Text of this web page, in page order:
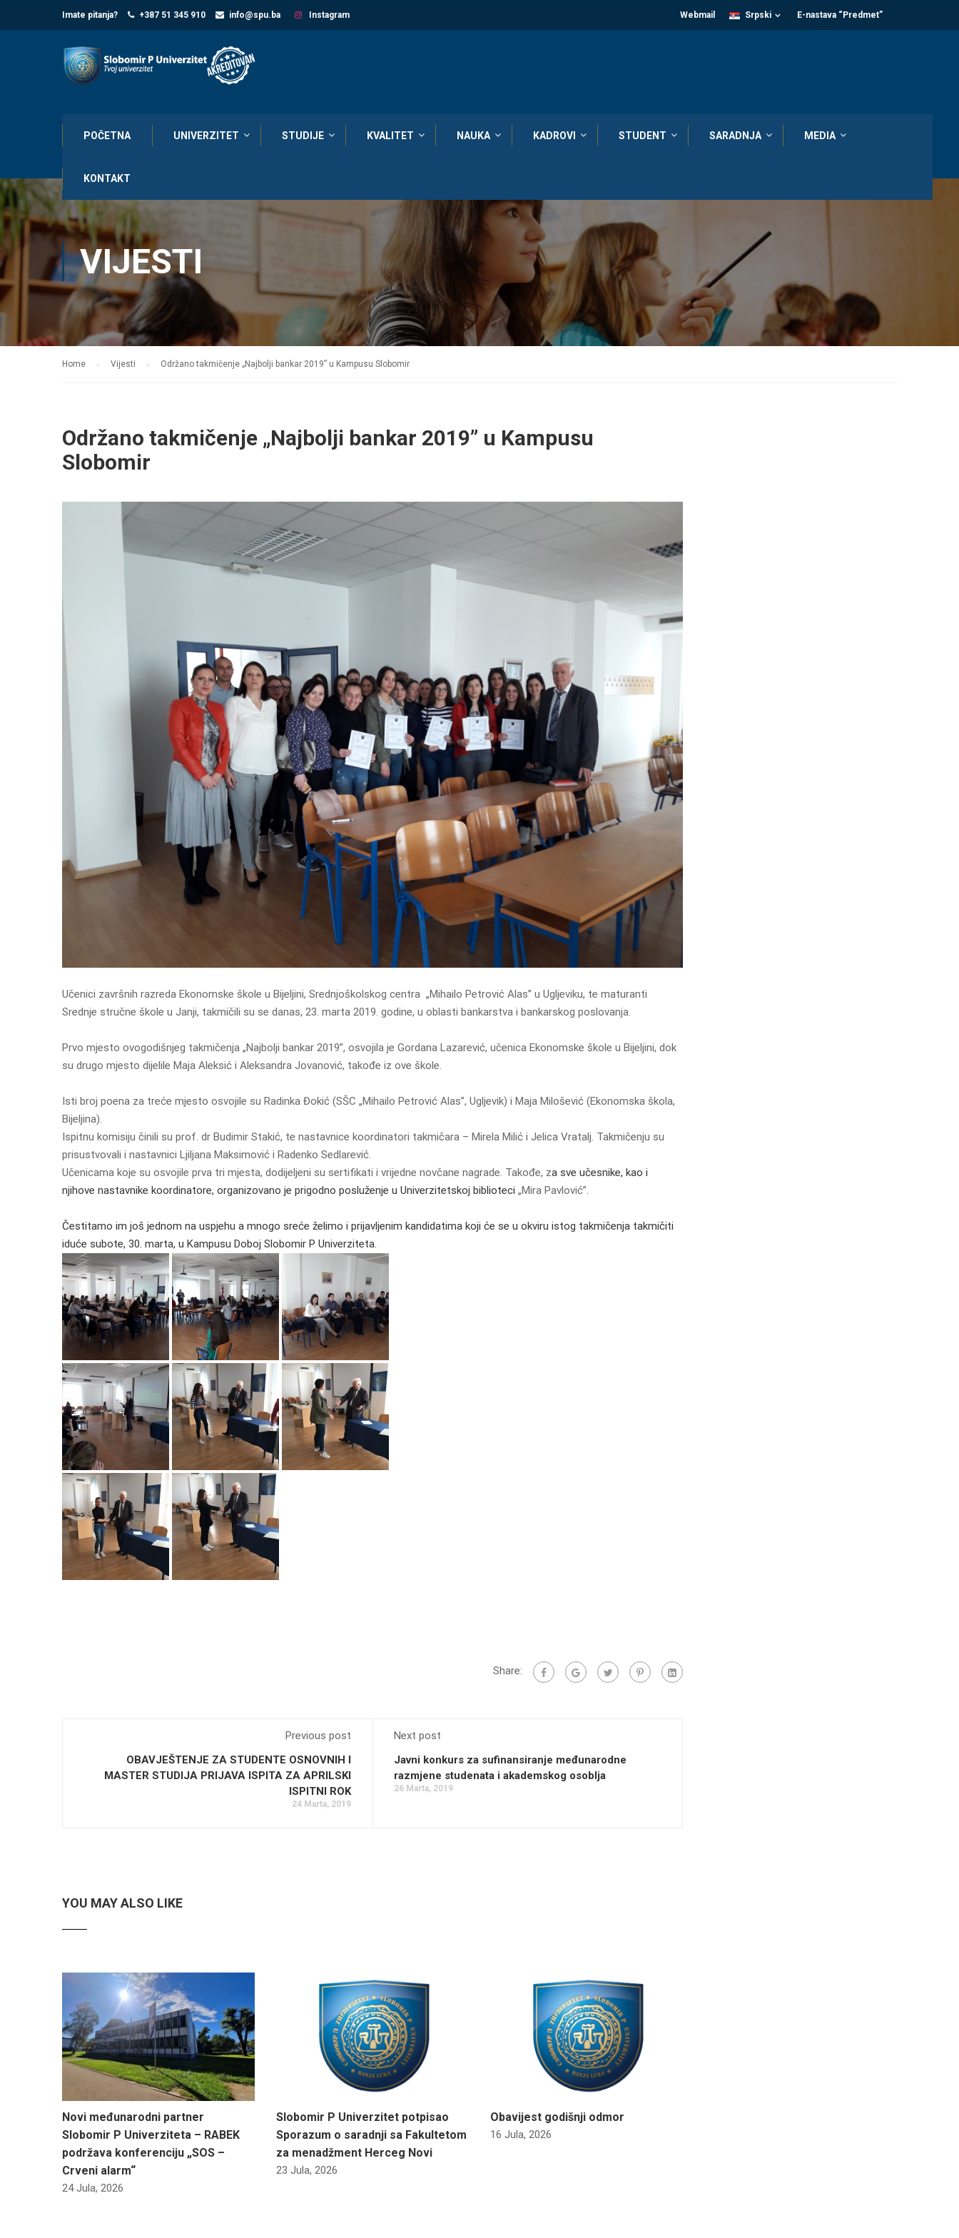
Imate pitanja? +387 51 345 910 info@spu.ba Instagram E-nastava “Predmet”
Srpski
Webmail
POČETNA UNIVERZITET STUDIJE KVALITET NAUKA KADROVI STUDENT SARADNJA MEDIA
KONTAKT
VIJESTI
Home Vijesti Održano takmičenje „Najbolji bankar 2019” u Kampusu Slobomir
Održano takmičenje „Najbolji bankar 2019” u Kampusu
Slobomir
Učenici završnih razreda Ekonomske škole u Bijeljini, Srednjoškolskog centra „Mihailo Petrović Alas” u Ugljeviku, te maturanti
Srednje stručne škole u Janji, takmičili su se danas, 23. marta 2019. godine, u oblasti bankarstva i bankarskog poslovanja.
Prvo mjesto ovogodišnjeg takmičenja „Najbolji bankar 2019”, osvojila je Gordana Lazarević, učenica Ekonomske škole u Bijeljini, dok
su drugo mjesto dijelile Maja Aleksić i Aleksandra Jovanović, takođe iz ove škole.
Isti broj poena za treće mjesto osvojile su Radinka Đokić (SŠC „Mihailo Petrović Alas”, Ugljevik) i Maja Milošević (Ekonomska škola,
Bijeljina).
Ispitnu komisiju činili su prof. dr Budimir Stakić, te nastavnice koordinatori takmičara – Mirela Milić i Jelica Vratalj. Takmičenju su
prisustvovali i nastavnici Ljiljana Maksimović i Radenko Sedlarević.
Učenicama koje su osvojile prva tri mjesta, dodijeljeni su sertifikati i vrijedne novčane nagrade. Takođe, za sve učesnike, kao i
njihove nastavnike koordinatore, organizovano je prigodno posluženje u Univerzitetskoj biblioteci „Mira Pavlović”.
Čestitamo im još jednom na uspjehu a mnogo sreće želimo i prijavljenim kandidatima koji će se u okviru istog takmičenja takmičiti
iduće subote, 30. marta, u Kampusu Doboj Slobomir P Univerziteta.
Share:
Previous post
OBAVJEŠTENJE ZA STUDENTE OSNOVNIH I
MASTER STUDIJA PRIJAVA ISPITA ZA APRILSKI
ISPITNI ROK
24 Marta, 2019
Next post
Javni konkurs za sufinansiranje međunarodne
razmjene studenata i akademskog osoblja
26 Marta, 2019
YOU MAY ALSO LIKE
Novi međunarodni partner
Slobomir P Univerziteta – RABEK
podržava konferenciju „SOS –
Crveni alarm“
24 Jula, 2026
Slobomir P Univerzitet potpisao
Sporazum o saradnji sa Fakultetom
za menadžment Herceg Novi
23 Jula, 2026
Obavijest godišnji odmor
16 Jula, 2026